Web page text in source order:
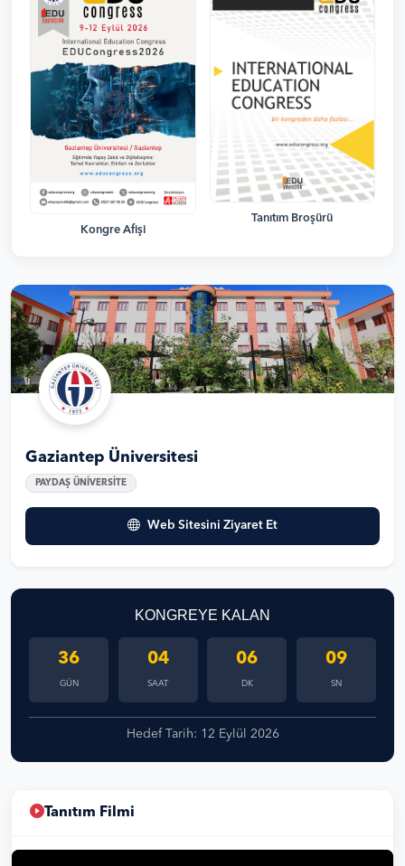
Kongre Afişi
Tanıtım Broşürü
Gaziantep Üniversitesi
PAYDAŞ ÜNİVERSİTE
Web Sitesini Ziyaret Et
KONGREYE KALAN
36
GÜN
04
SAAT
06
DK
09
SN
Hedef Tarih: 12 Eylül 2026
Tanıtım Filmi